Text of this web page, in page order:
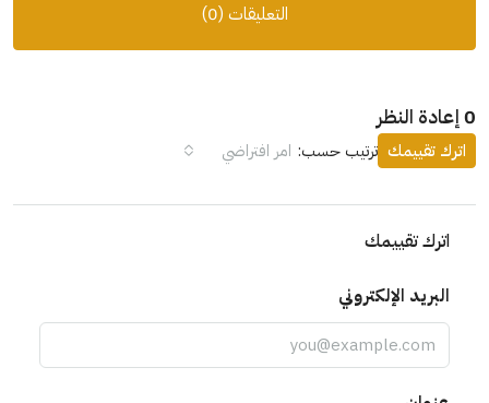
التعليقات (0)
0 إعادة النظر
ترتيب حسب: امر افتراضي اترك تقييمك
اترك تقييمك
البريد الإلكتروني